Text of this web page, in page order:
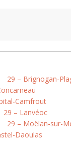
29 – Brignogan-
Camfrout
29 – Lanvéoc
29 – Moëlan-sur-
Daoulas